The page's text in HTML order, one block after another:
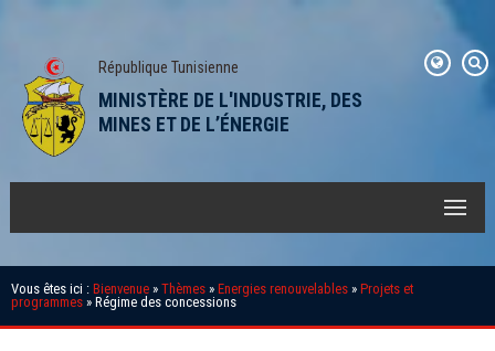
République Tunisienne
MINISTÈRE DE L'INDUSTRIE, DES
MINES ET DE L’ÉNERGIE
Vous êtes ici : Bienvenue » Thèmes » Energies renouvelables » Projets et
programmes » Régime des concessions